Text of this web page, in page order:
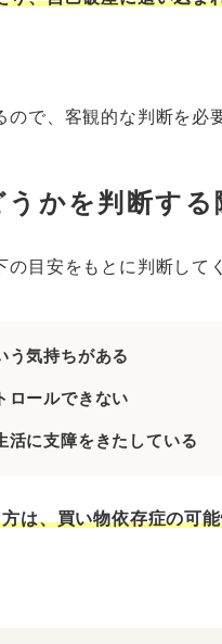
で、客観的な判断を必
うかを判断す
目安をもとに判断して
う気持ちがある
ロールできない
活に支障をきたしている
は、買い物依存症の可